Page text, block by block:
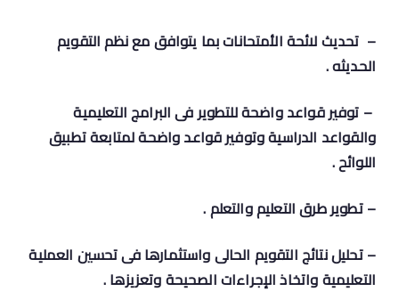
– تحديث لائحة الأمتحانات بما يتوافق مع نظم التقويم
الحديثه .
– توفير قواعد واضحة للتطوير فى البرامج التعليمية
والقواعد الدراسية وتوفير قواعدواضحة لمتابعة تطبيق
اللوائح .
– تطوير طرق التعليم والتعلم .
– تحليل نتائج التقويم الحالى واستثمارها فى تحسين العملية
التعليمية واتخاذالإجراءات الصحيحة وتعزيزها .